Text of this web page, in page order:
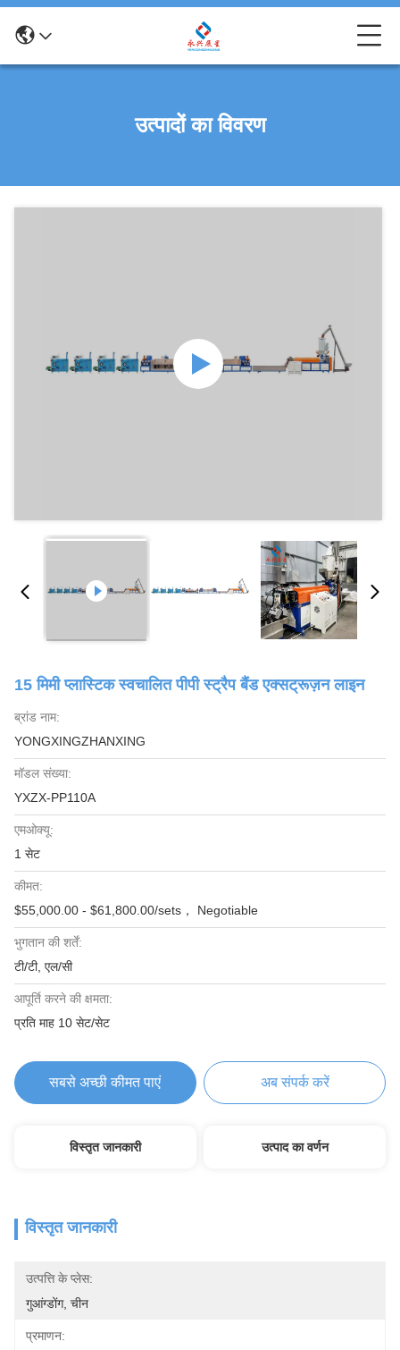
उत्पादों का विवरण
15 मिमी प्लास्टिक स्वचालित पीपी स्ट्रैप बैंड एक्सट्रूज़न लाइन
ब्रांड नाम:
YONGXINGZHANXING
मॉडल संख्या:
YXZX-PP110A
एमओक्यू:
1 सेट
कीमत:
$55,000.00 - $61,800.00/sets， Negotiable
भुगतान की शर्तें:
टी/टी, एल/सी
आपूर्ति करने की क्षमता:
प्रति माह 10 सेट/सेट
सबसे अच्छी कीमत पाएं अब संपर्क करें
विस्तृत जानकारी उत्पाद का वर्णन
विस्तृत जानकारी
उत्पत्ति के प्लेस:
गुआंग्डोंग, चीन
प्रमाणन: